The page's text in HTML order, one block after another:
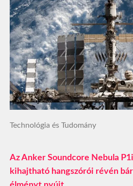
Technológia és Tudomány
Az Anker Soundcore Nebula
kihajtható hangszórói révén